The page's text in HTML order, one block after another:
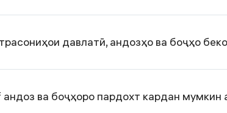
давлатӣ, андозҳо ва боҷҳо
ва боҷҳоро пардохт кардан мумкин